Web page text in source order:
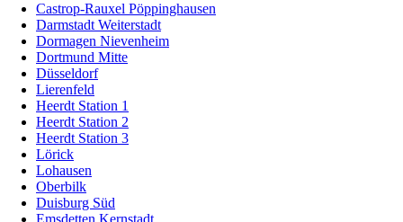
Castrop-Rauxel Pöppinghausen
Darmstadt Weiterstadt
Dormagen Nievenheim
Dortmund Mitte
Düsseldorf
Lierenfeld
Heerdt Station 1
Heerdt Station 2
Heerdt Station 3
Lörick
Lohausen
Oberbilk
Duisburg Süd